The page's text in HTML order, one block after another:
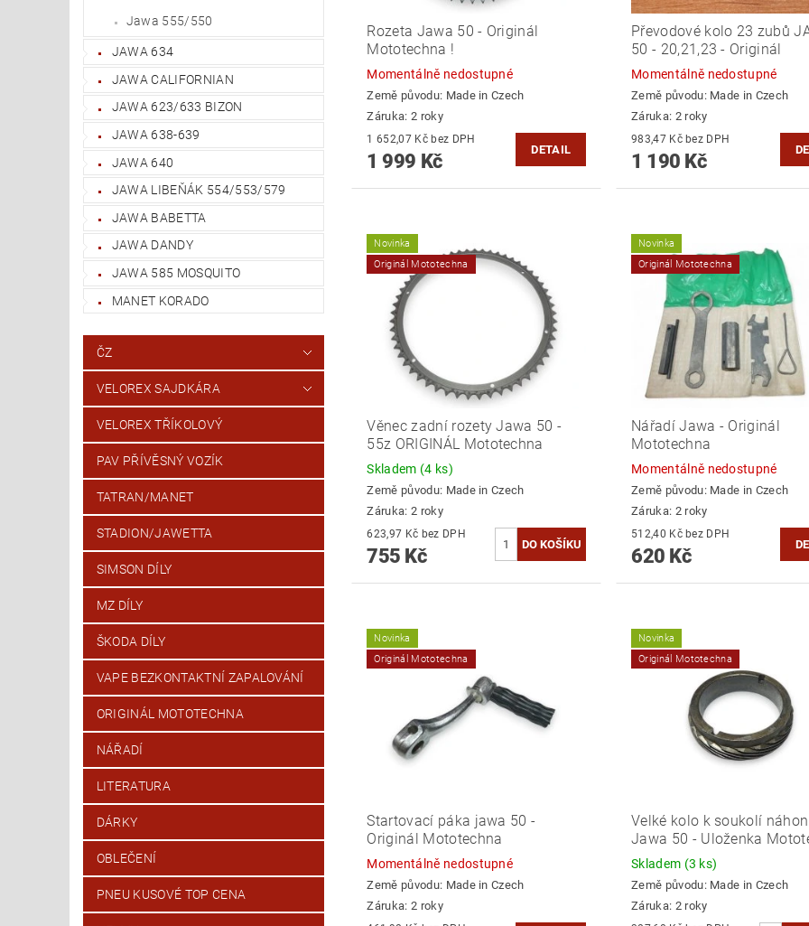
Jawa 555/550
JAWA 634
JAWA CALIFORNIAN
JAWA 623/633 BIZON
JAWA 638-639
JAWA 640
JAWA LIBEŇÁK 554/553/579
JAWA BABETTA
JAWA DANDY
JAWA 585 MOSQUITO
MANET KORADO
ČZ
VELOREX SAJDKÁRA
VELOREX TŘÍKOLOVÝ
PAV PŘÍVĚSNÝ VOZÍK
TATRAN/MANET
STADION/JAWETTA
SIMSON DÍLY
MZ DÍLY
ŠKODA DÍLY
VAPE BEZKONTAKTNÍ ZAPALOVÁNÍ
ORIGINÁL MOTOTECHNA
NÁŘADÍ
LITERATURA
DÁRKY
OBLEČENÍ
PNEU KUSOVÉ TOP CENA
Rozeta Jawa 50 - Originál
Mototechna !
Momentálně nedostupné
Země původu: Made in Czech
Záruka: 2 roky
1 652,07 Kč bez DPH
1 999 Kč
DETAIL
Převodové kolo 23 zubů
50 - 20,21,23 - Originál
Momentálně nedostupné
Země původu: Made in Czech
Záruka: 2 roky
983,47 Kč bez DPH
1 190 Kč
Novinka
Originál Mototechna
Věnec zadní rozety Jawa 50 -
55z ORIGINÁL Mototechna
Skladem (4 ks)
Země původu: Made in Czech
Záruka: 2 roky
623,97 Kč bez DPH
755 Kč
Novinka
Originál Mototechna
Nářadí Jawa - Originál
Mototechna
Momentálně nedostupné
Země původu: Made in Czech
Záruka: 2 roky
512,40 Kč bez DPH
620 Kč
Novinka
Originál Mototechna
Startovací páka jawa 50 -
Originál Mototechna
Momentálně nedostupné
Země původu: Made in Czech
Záruka: 2 roky
Novinka
Originál Mototechna
Velké kolo k soukolí
Jawa 50 - Uloženka
Skladem (3 ks)
Země původu: Made in Czech
Záruka: 2 roky